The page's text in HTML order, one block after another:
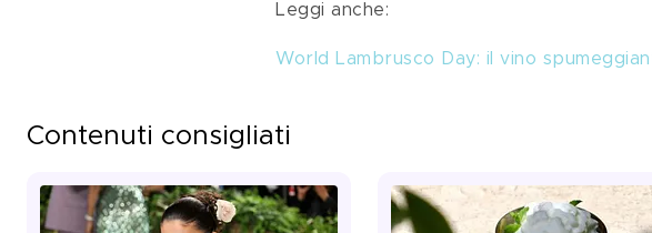
Leggi anche:
World Lambrusco Day: il vino
Contenuti consigliati